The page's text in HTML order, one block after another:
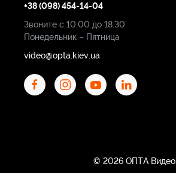
+38 (098) 454-14-04
Звоните с 10:00 до 18:30
Понедельник – Пятница
video@opta.kiev.ua
© 2026 ОПТА Видео